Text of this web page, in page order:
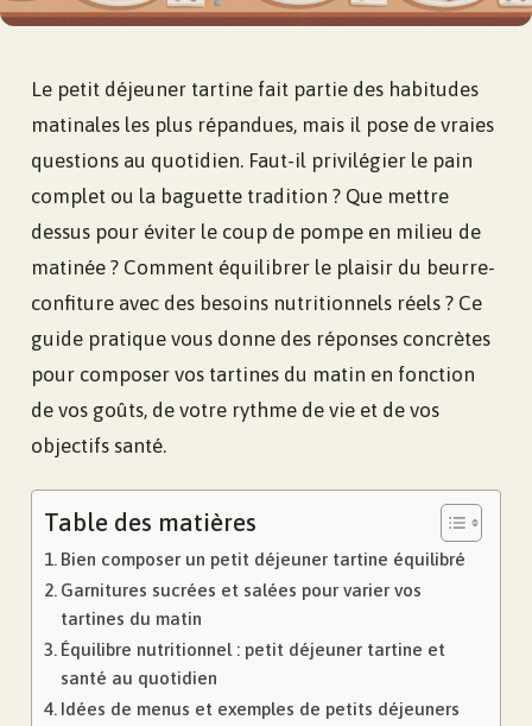
Le petit déjeuner tartine fait partie des habitudes
matinales les plus répandues, mais il pose de vraies
questions au quotidien. Faut-il privilégier le pain
complet ou la baguette tradition ? Que mettre
dessus pour éviter le coup de pompe en milieu de
matinée ? Comment équilibrer le plaisir du beurre-
confiture avec des besoins nutritionnels réels ? Ce
guide pratique vous donne des réponses concrètes
pour composer vos tartines du matin en fonction
de vos goûts, de votre rythme de vie et de vos
objectifs santé.
Table des matières
Bien composer un petit déjeuner tartine équilibré
Garnitures sucrées et salées pour varier vos
tartines du matin
Équilibre nutritionnel : petit déjeuner tartine et
santé au quotidien
Idées de menus et exemples de petits déjeuners